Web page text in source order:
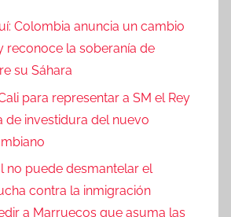
Colombia anuncia un cambio
reconoce la soberanía de
su Sáhara
para representar a SM el Rey
de investidura del nuevo
no puede desmantelar el
contra la inmigración
a Marruecos que asuma las